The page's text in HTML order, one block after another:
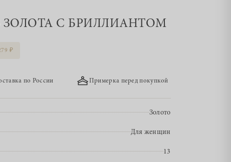
ЗОЛОТА С БРИЛЛИАНТОМ
по России Примерка перед покупкой
Золото
Для женщин
13